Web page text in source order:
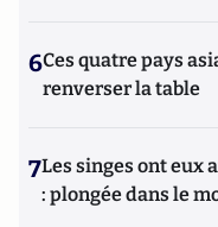
6Ces quatre pays
renverser la table
7Les singes ont eux
: plongée dans le